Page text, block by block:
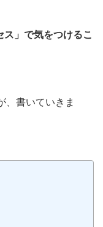
」で気をつけるこ
、書いていきま